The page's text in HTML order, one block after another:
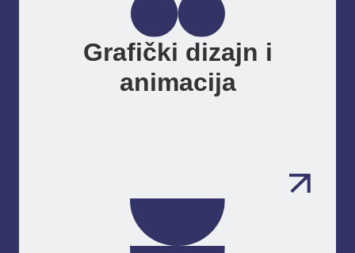
Grafički dizajn i
animacija